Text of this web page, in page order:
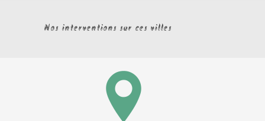
Nos interventions sur ces villes